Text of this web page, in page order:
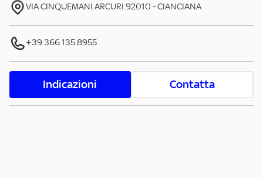
VIA CINQUEMANI ARCURI 92010 -CIANCIANA
+39 366 135 8955
Indicazioni Contatta